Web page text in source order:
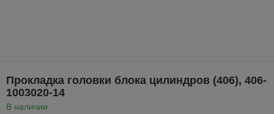
Прокладка головки блока цилиндров (406), 406-
1003020-14
В наличии